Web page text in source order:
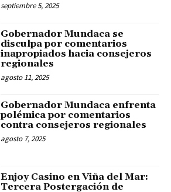
septiembre 5, 2025
Gobernador Mundaca se
disculpa por comentarios
inapropiados hacia consejeros
regionales
agosto 11, 2025
Gobernador Mundaca enfrenta
polémica por comentarios
contra consejeros regionales
agosto 7, 2025
Enjoy Casino en Viña del Mar:
Tercera Postergación de